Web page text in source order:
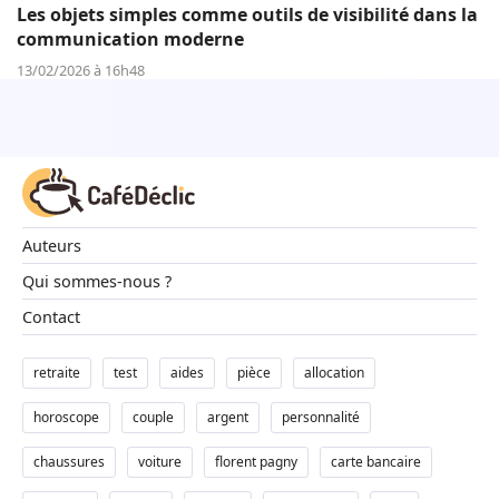
Les objets simples comme outils de visibilité dans la
communication moderne
13/02/2026 à 16h48
Auteurs
Qui sommes-nous ?
Contact
retraite test aides pièce allocation
horoscope couple argent personnalité
chaussures voiture florent pagny carte bancaire